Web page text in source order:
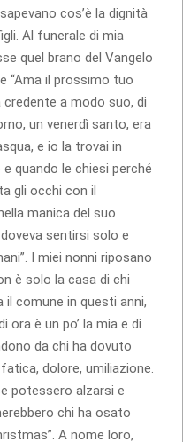
cos’è la dignità
Al funerale di mia
quel brano del Vangelo
“Ama il prossimo tuo
a modo suo, di
un venerdì santo, era
e io la trovai in
quando le chiesi perché
gli occhi con il
manica del suo
sentirsi solo e
I miei nonni riposano
è solo la casa di chi
comune in questi anni,
ora è un po’ la mia e di
da chi ha dovuto
dolore, umiliazione.
potessero alzarsi e
chi ha osato
A nome loro,